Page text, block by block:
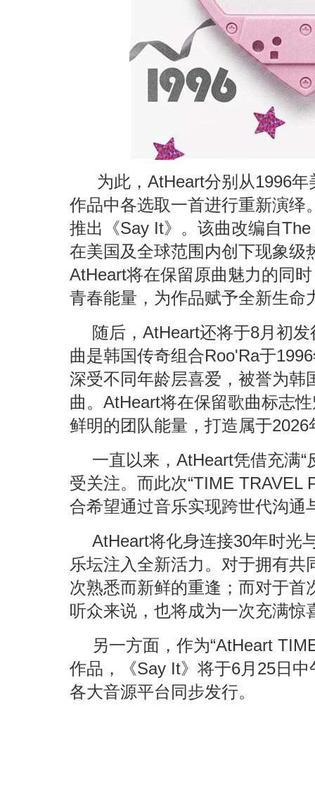
为此， AtHeart分别从1996年
作品中各选取一首进行重新演绎
推出《Say It》。 该曲改编自The
在美国 及全球范围内创 下现象级
AtHeart将在保留原曲魅力的同时
青春能量， 为作品赋予全新生命
随后，AtHeart还将于8月初
曲是韩国传奇组合Roo'Ra于
深受不同年龄层喜爱，被誉为韩
曲。AtHeart将在保留歌曲标志
鲜明的团队能量，打造属于
一直以来，AtHeart凭借充满
受关注。而此次“TIME TRAVEL
合希望通过音乐实现跨世代沟通
AtHeart将化身连接30年时光
乐坛注入全新活力。对于拥有
次熟悉而新鲜的重逢；而对于首
听众来说，也将成为一次充满惊
另一方面，作为“AtHeart
作品，《Say It》将于6月25日
各大音源平台同步发行。